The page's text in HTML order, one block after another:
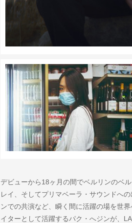
デビューから18ヶ月の間でベルリンのベ
レイ、そしてプリマベーラ・サウンドへ
ンでの共演など、瞬く間に活躍の場を世
イターとして活躍するパク・へジンが、